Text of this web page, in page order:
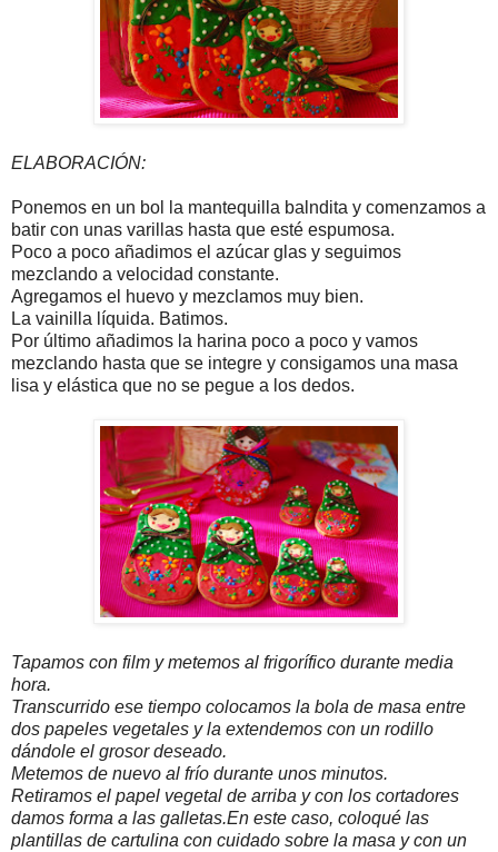
ELABORACIÓN:
Ponemos en un bol la mantequilla balndita y comenzamos a
batir con unas varillas hasta que esté espumosa.
Poco a poco añadimos el azúcar glas y seguimos
mezclando a velocidad constante.
Agregamos el huevo y mezclamos muy bien.
La vainilla líquida. Batimos.
Por último añadimos la harina poco a poco y vamos
mezclando hasta que se integre y consigamos una masa
lisa y elástica que no se pegue a los dedos.
Tapamos con film y metemos al frigorífico durante media
hora.
Transcurrido ese tiempo colocamos la bola de masa entre
dos papeles vegetales y la extendemos con un rodillo
dándole el grosor deseado.
Metemos de nuevo al frío durante unos minutos.
Retiramos el papel vegetal de arriba y con los cortadores
damos forma a las galletas.En este caso, coloqué las
plantillas de cartulina con cuidado sobre la masa y con un